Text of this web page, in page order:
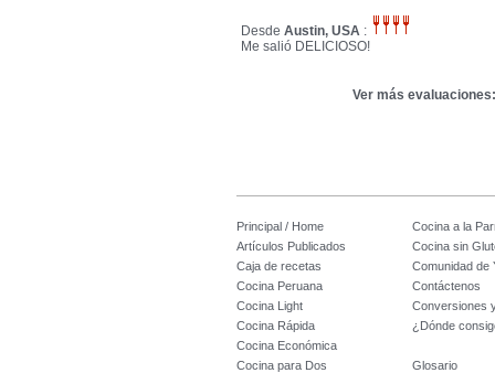
DesdeAustin, USA :
Me salió DELICIOSO!
Ver más evaluaciones:
Principal / Home
Cocina a la
Artículos Publicados
Cocina sin
Caja de recetas
Comunidad de
Cocina Peruana
Contáctenos
Cocina Light
Conversiones
Cocina Rápida
¿Dónde
Cocina Económica
Cocina para Dos
Glosario